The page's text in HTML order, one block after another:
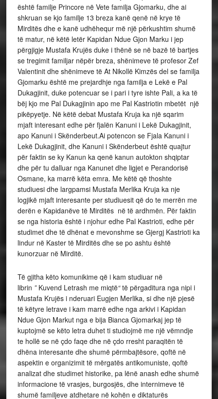
është familje Princore në Vete familja Gjomarku, dhe ai
shkruan se kjo familje 13 breza kanë qenë në krye të
Mirditës dhe e kanë udhëhequr më një përkushtim shumë
të matur, në këtë letër Kapidan Ndue Gjon Marku i jep
përgjigje Mustafa Krujës duke i thënë se në bazë të bartjes
se tregimit familjar nëpër breza, shënimeve të profesor Zef
Valentinit dhe shënimeve të At Nikollë Kimzës del se familja
Gjomarku është me prejardhje nga familja e Lekë e Pal
Dukagjinit, duke potencuar se i pari i tyre ishte Pali, a ka të
bëj kjo me Pal Dukagjinin apo me Pal Kastriotin mbetët një
pikëpyetje. Në këtë debat Mustafa Kruja ka një sqarim
mjaft interesant edhe për fjalën Kanuni i Lekë Dukagjinit,
apo Kanuni i Skënderbeut.Ai potencon se Fjala Kanuni i
Lekë Dukagjinit, dhe Kanuni i Skënderbeut është quajtur
për faktin se ky Kanun ka qenë kanun autokton shqiptar
dhe për tu dalluar nga Kanunet dhe ligjet e Perandorisë
Osmane, ka marrë këta emra. Me këtë që thoshte
studiuesi dhe largpamsi Mustafa Merlika Kruja ka nje
logjikë mjaft interesante per studiuesit që do te merrën me
derën e Kapidanëve të Mirditës në të ardhmën. Për faktin
se nga historia është i njohur edhe Pal Kastrioti, edhe për
studimet dhe të dhënat e mevonshme se Gjergj Kastrioti ka
lindur në Kaster të Mirditës dhe se po ashtu është
kunorzuar në Mirditë.
Të gjitha këto komunikime që i kam studiuar në
librin ” Kuvend Letrash me miqtë“të përgaditura nga nipi i
Mustafa Krujës i nderuari Eugjen Merlika, si dhe një pjesë
të këtyre letrave i kam marrë edhe nga arkivi i Kapidan
Ndue Gjon Markut nga e bija Bianca Gjomarkaj jep të
kuptojmë se këto letra duhet ti studiojmë me një vëmndje
te hollë se në çdo faqe dhe në çdo rresht paraqitën të
dhëna interesante dhe shumë përmbajtësore, qoftë në
aspektin e organizimit të mërgatës antikomuniste, qoftë
analizat dhe studimet historike, pa lënë anash edhe shumë
informacione të vrasjes, burgosjës, dhe internimeve të
shumë familjeve atdhetare në kohën e diktaturës